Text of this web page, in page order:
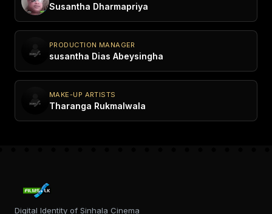
Susantha Dharmapriya
PRODUCTION MANAGER
susantha Dias Abeysingha
MAKE-UP ARTISTS
Tharanga Rukmalwala
Digital Identity of Sinhala Cinema